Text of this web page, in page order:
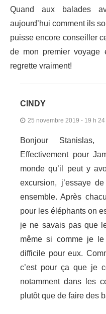
Quand aux balades
aujourd’hui comment ils
puisse encore conseiller
de mon premier voyage
regrette vraiment!
CINDY
25 novembre 2019 - 19 h 24
Bonjour
Effectivement pour
monde qu’il peut y
excursion, j’essaye
ensemble. Après
pour les éléphants on
je ne savais pas que
même si comme je
difficile pour eux.
c’est pour ça que je
notamment dans les
plutôt que de faire des